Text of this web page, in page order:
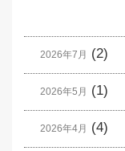
2026年7月 (2)
2026年5月 (1)
2026年4月 (4)